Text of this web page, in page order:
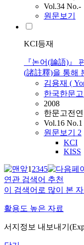
Vol.34 No.-
원문보기
KCI등재
『논어(論語)』
(諸註釋)을 통해
김용재 (
한국한문
2008
한문고전
Vol.16 No.1
원문보기 2
KCI
KISS
12345
연관 검색어 추천
이 검색어로 많이 본
활용도 높은 자료
서지정보 내보내기